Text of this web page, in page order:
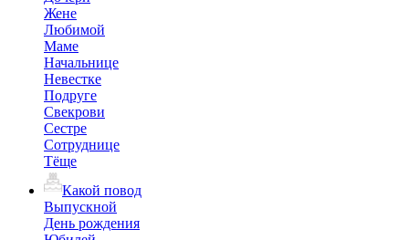
Жене
Любимой
Маме
Начальнице
Невестке
Подруге
Свекрови
Сестре
Сотруднице
Тёще
Какой повод
Выпускной
День рождения